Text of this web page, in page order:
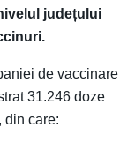
județului
de vaccinare
31.246 doze
din care: